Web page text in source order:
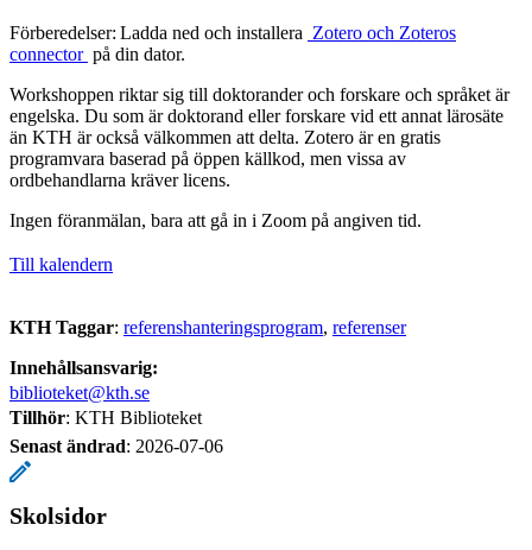
Förberedelser: Ladda ned och installera ​ Zotero och Zoteros
connector ​ på din dator.
Workshoppen riktar sig till doktorander och forskare och språket är
engelska. Du som är doktorand eller forskare vid ett annat lärosäte
än KTH är också välkommen att delta. Zotero är en gratis
programvara baserad på öppen källkod, men vissa av
ordbehandlarna kräver licens.
Ingen föranmälan, bara att gå in i Zoom på angiven tid.
Till kalendern
KTH Taggar: referenshanteringsprogram referenser
Innehållsansvarig:
biblioteket@kth.se
Tillhör: KTH Biblioteket
Senast ändrad: 2026-07-06
Skolsidor